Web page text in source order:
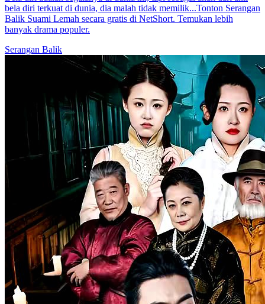
Serangan Balik Istri
100 Episodes
Setelah dikhianati dan ditekan dalam pernikahannya, seorang istri
bangkit melawan. Ia mengungkap rahasia suaminya, buktikan
kemampuannya di dunia bisnis dan keluarga, serta berjuang untuk
kebahagiaan dan harga diri. Perjalanan penuh konflik dan
keberanian ini mengubah hidupnya, membawa balas dendam dan
kemenangan tak terduga.
Pemeran Utama Wanita KuatRomansaRomansa Urban
Serangan Balik Seorang Kakak
130 Episodes
Saat sedang kencan, pria itu dipermalukan oleh wanita matre.
Namun, kakaknya yang penuh wibawa datang tepat waktu dan
membela sang adik.